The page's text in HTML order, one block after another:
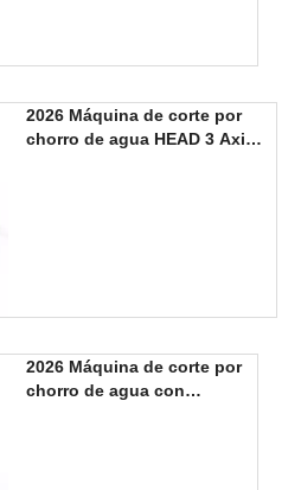
2026 Máquina de corte por
chorro de agua HEAD 3 Axis
2026 Máquina de corte por
chorro de agua con